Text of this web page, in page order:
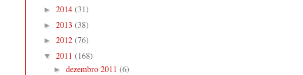
► 2014 (31)
► 2013 (38)
► 2012 (76)
▼ 2011 (168)
► dezembro 2011 (6)